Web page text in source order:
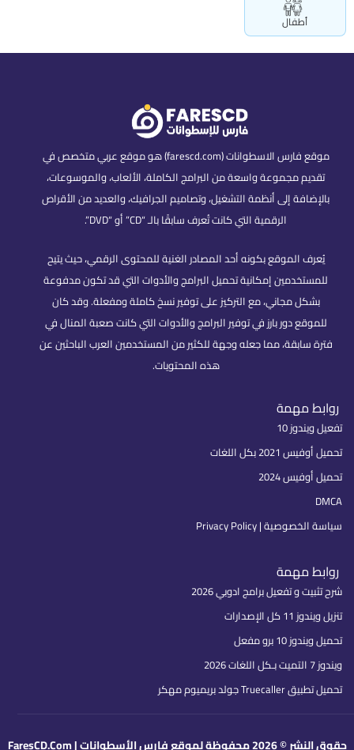
أطفال
موقع فارس الاسطوانات (farescd.com) هو موقع عربي متخصص في
تقديم مجموعة واسعة من البرامج الكاملة، الألعاب، والموسوعات،
بالإضافة إلى أنظمة التشغيل، وتصاميم الجرافيك، والعديد من الأقراص
الرقمية التي كانت تُعرف سابقًا بالـ “CD” أو “DVD”.
يُعرف الموقع بكونه أحد المصادر الغنية للمحتوى الرقمي، حيث يتيح
للمستخدمين إمكانية تحميل البرامج والأدوات التي قد تكون مدفوعة
بشكل مجاني، مع التركيز على توفير نسخ كاملة ومفعلة. وقد كان
للموقع دور بارز في توفير البرامج والأدوات التي كانت صعبة المنال في
فترة سابقة، مما جعله وجهة للكثير من المستخدمين العرب الباحثين عن
هذه المحتويات.
روابط مهمة
تفعيل ويندوز 10
تحميل أوفيس 2021 بكل اللغات
تحميل أوفيس 2024
DMCA
سياسة الخصوصية | Privacy Policy
روابط مهمة
شرح تثبيت و تفعيل برامج ادوبي 2026
تنزيل ويندوز 11 كل الإصدارات
تحميل ويندوز 10 برو مفعل
ويندوز 7 التميت بـكل اللغات 2026
تحميل تطبيق Truecaller جولد بريميوم مهكر
حقوق النشر © 2026 محفوظة لموقع فارس الأسطوانات | FaresCD.Com